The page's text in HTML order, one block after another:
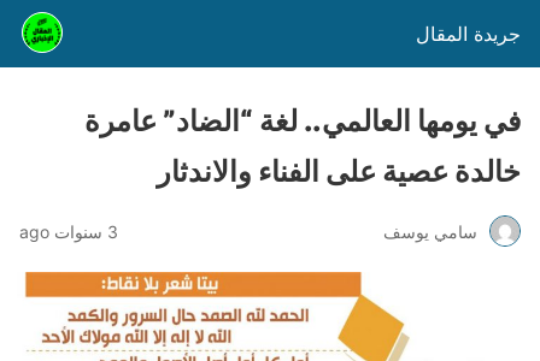
جريدة المقال
في يومها العالمي.. لغة “الضاد” عامرة
خالدة عصية على الفناء والاندثار
سامي يوسف 3 سنوات ago